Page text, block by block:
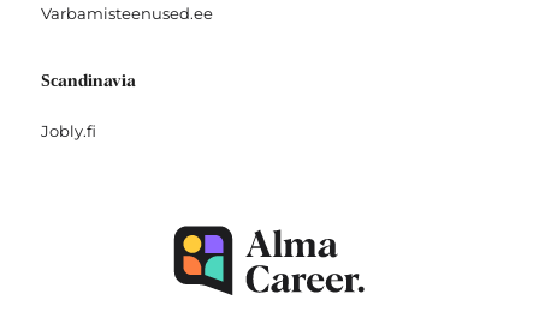
Varbamisteenused.ee
Scandinavia
Jobly.fi